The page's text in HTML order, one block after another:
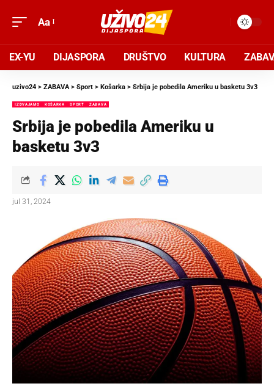
Aa
EX-YU DIJASPORA DRUŠTVO KULTURA
uzivo24 > ZABAVA> Sport > Košarka > Srbija je pobedila Ameriku u basketu 3v3
IZDVAJAMO KOŠARKA SPORT ZABAVA
Srbija je pobedila Ameriku u
basketu 3v3
jul 31, 2024